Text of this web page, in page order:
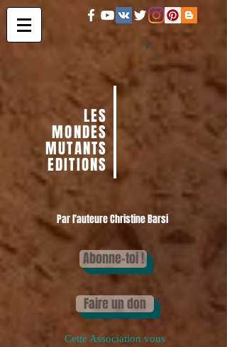
LES
MONDES
MUTANTS
EDITIONS
Par l'auteure Christine Barsi
Abonne-toi !
Faire un don
Cette Association vous